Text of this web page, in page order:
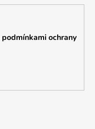
podmínkami ochrany